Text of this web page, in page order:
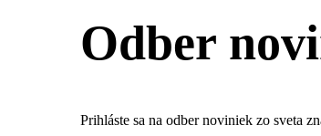
Odber
Prihláste sa na odber noviniek zo sveta